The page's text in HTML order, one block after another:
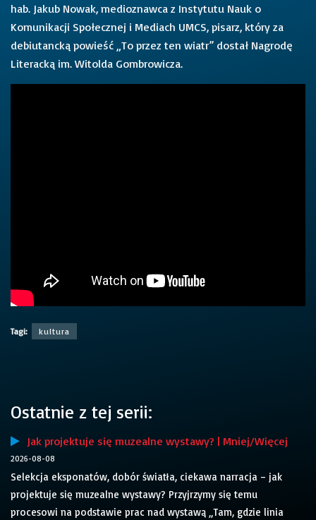
hab. Jakub Nowak, medioznawca z Instytutu Nauk o
Komunikacji Społecznej i Mediach UMCS, pisarz, który za
debiutancką powieść „To przez ten wiatr” dostał Nagrodę
Literacką im. Witolda Gombrowicza.
Tagi: kultura
Ostatnie z tej serii:
Jak projektuje się muzealne wystawy? | Mniej/Więcej
2026-08-08
Selekcja eksponatów, dobór światła, ciekawa narracja – jak
projektuje się muzealne wystawy? Przyjrzymy się temu
procesowi na podstawie prac nad wystawą „Tam, gdzie linia